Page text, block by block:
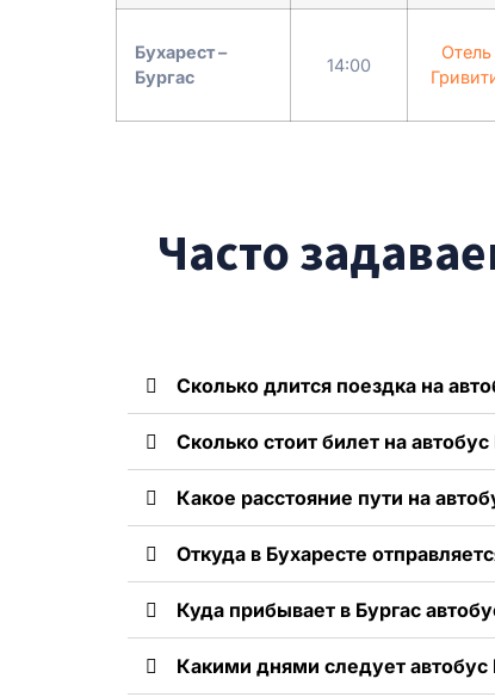
Бухарест –
Бургас
14:00
Часто
Сколько длится поездка на
Сколько стоит билет на автобус
Какое расстояние пути на
Откуда в Бухаресте
Куда прибывает в Бургас
Какими днями следует автобус